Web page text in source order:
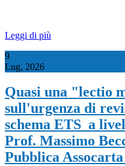
Leggi di più
9
Lug, 2026
Quasi una "lectio
sull'urgenza di
schema ETS a
Prof. Massimo
Pubblica Assocarta